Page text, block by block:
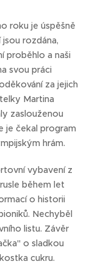
roku je úspěšně
rozdána,
proběhlo a naši
svou práci
za jejich
Martina
zaslouženou
je čekal program
hrám.
vybavení z
během let
o historii
Nechyběl
listu. Závěr
o sladkou
cukru.